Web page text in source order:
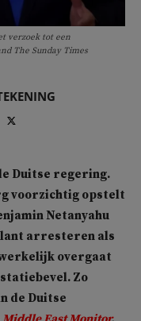
verzoek tot een
The Sunday Times
Duitse regering.
voorzichtig opstelt
Netanyahu
arresteren als
overgaat
Zo
de Duitse